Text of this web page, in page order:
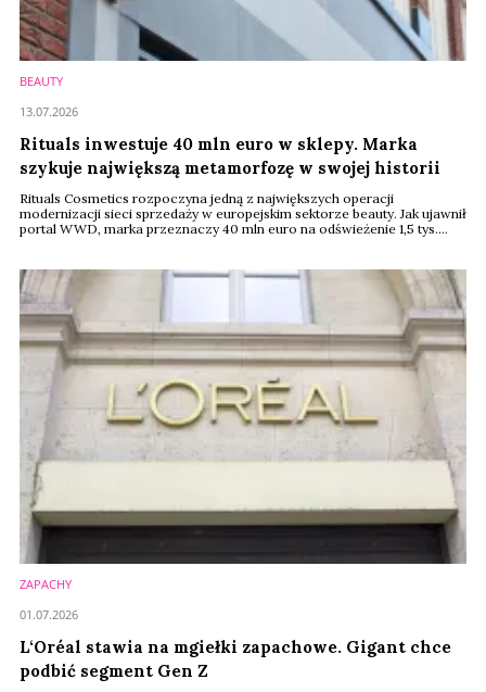
BEAUTY
Rituals inwestuje 40 mln euro w sklepy. Marka
szykuje największą metamorfozę w swojej historii
Rituals Cosmetics rozpoczyna jedną z największych operacji
modernizacji sieci sprzedaży w europejskim sektorze beauty. Jak ujawnił
portal WWD, marka przeznaczy 40 mln euro na odświeżenie 1,5 tys.
premium, makijażu i pielęgnacji skóry.
13.07.2026
ZAPACHY
L‘Oréal stawia na mgiełki zapachowe. Gigant chce
podbić segment Gen Z
01.07.2026